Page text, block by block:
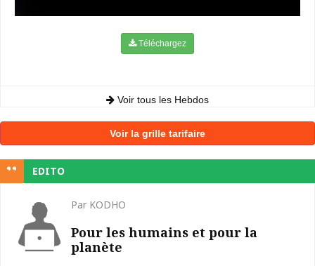
Téléchargez
Voir tous les Hebdos
Voir la grille tarifaire
EDITO
Par KODHO
Pour les humains et pour la
planète